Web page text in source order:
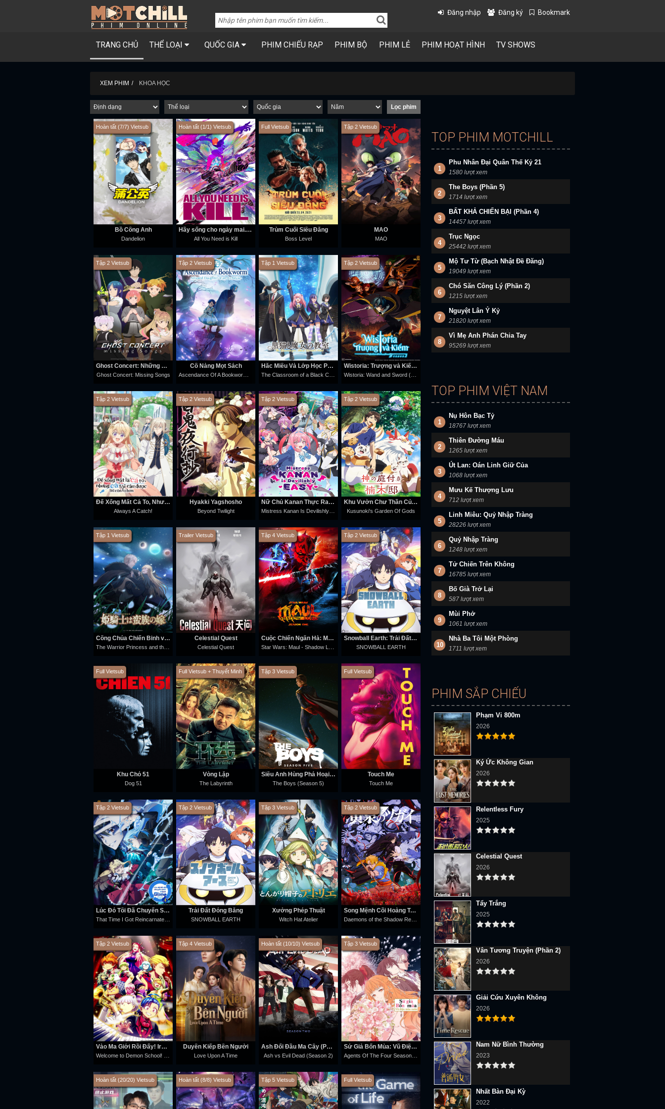
Đăng nhập Đăng ký Bookmark
TRANG CHỦ THỂ LOẠI QUỐC GIA PHIM CHIẾU RẠP PHIM BỘ PHIM LẺ PHIM HOẠT HÌNH TV SHOWS
XEM PHIM KHOA HỌC
Hoàn tất (7/7) Vietsub
Bồ Công Anh
Dandelion
Hoàn tất (1/1) Vietsub
Hãy sống cho ngày mai. Hãy chết hôm nay.
All You Need is Kill
Full Vietsub
Trùm Cuối Siêu Đẳng
Boss Level
Tập 2 Vietsub
MAO
MAO
Tập 2 Vietsub
Ghost Concert: Những Bài Hát Thất Lạc
Ghost Concert: Missing Songs
Tập 2 Vietsub
Cô Nàng Mọt Sách
Ascendance Of A Bookworm (Adopted Daughter Of An Archduke)
Tập 1 Vietsub
Hắc Miêu Và Lớp Học Phù Thủy
The Classroom of a Black Cat and a Witch
Tập 2 Vietsub
Wistoria: Trượng và Kiếm (Phần 2)
Wistoria: Wand and Sword (Season 2)
Tập 2 Vietsub
Để Xổng Mất Cá To, Nhưng Cá Tôi Câu Được Lại Còn To Hơn
Always A Catch!
Tập 2 Vietsub
Hyakki Yagshosho
Beyond Twilight
Tập 2 Vietsub
Nữ Chủ Kanan Thực Ra Rất Dễ Dụ
Mistress Kanan Is Devilishly Easy
Tập 2 Vietsub
Khu Vườn Chư Thần Của Kusunoki
Kusunoki's Garden Of Gods
Tập 1 Vietsub
Công Chúa Chiến Binh và Vua Dã Ma
The Warrior Princess and the Barbaric King
Trailer Vietsub
Celestial Quest
Celestial Quest
Tập 4 Vietsub
Cuộc Chiến Ngân Hà: Maul – Chúa Tể Bóng Tối
Star Wars: Maul - Shadow Lord
Tập 2 Vietsub
Snowball Earth: Trái Đất Đóng Băng
SNOWBALL EARTH
Full Vietsub
Khu Chó 51
Dog 51
Full Vietsub + Thuyết Minh
Vòng Lặp
The Labyrinth
Tập 3 Vietsub
Siêu Anh Hùng Phá Hoại (Phần 5)
The Boys (Season 5)
Full Vietsub
Touch Me
Touch Me
Tập 2 Vietsub
Lúc Đó Tôi Đã Chuyển Sinh Thành Slime (Phần 4)
That Time I Got Reincarnated as a Slime (Season 4)
Tập 2 Vietsub
Trái Đất Đóng Băng
SNOWBALL EARTH
Tập 3 Vietsub
Xưởng Phép Thuật
Witch Hat Atelier
Tập 2 Vietsub
Song Mệnh Cõi Hoàng Tuyền
Daemons of the Shadow Realm
Tập 2 Vietsub
Vào Ma Giới Rồi Đấy! Iruma-kun (Phần 4)
Welcome to Demon School! Iruma-kun (Season 4)
Tập 4 Vietsub
Duyên Kiếp Bên Người
Love Upon A Time
Hoàn tất (10/10) Vietsub
Ash Đối Đầu Ma Cây (Phần 2)
Ash vs Evil Dead (Season 2)
Tập 3 Vietsub
Sứ Giả Bốn Mùa: Vũ Điệu Mùa Xuân
Agents Of The Four Seasons: Dance Of Spring
Hoàn tất (20/20) Vietsub Hoàn tất (8/8) Vietsub Tập 5 Vietsub Full Vietsub
TOP PHIM MOTCHILL
1
Phu Nhân Đại Quân Thế Kỷ 21
1580 lượt xem
2
The Boys (Phần 5)
1714 lượt xem
3
BẤT KHẢ CHIẾN BẠI (Phần 4)
14457 lượt xem
4
Trục Ngọc
25442 lượt xem
5
Mộ Tư Từ (Bạch Nhật Đề Đăng)
19049 lượt xem
6
Chó Săn Công Lý (Phần 2)
1215 lượt xem
7
Nguyệt Lân Ỷ Kỷ
21820 lượt xem
8
Vì Mẹ Anh Phán Chia Tay
95269 lượt xem
TOP PHIM VIỆT NAM
1
Nụ Hôn Bạc Tỷ
18767 lượt xem
2
Thiên Đường Máu
1265 lượt xem
3
Út Lan: Oán Linh Giữ Của
1068 lượt xem
4
Mưu Kế Thượng Lưu
712 lượt xem
5
Linh Miêu: Quỷ Nhập Tràng
28226 lượt xem
6
Quỷ Nhập Tràng
1248 lượt xem
7
Tử Chiến Trên Không
16785 lượt xem
8
Bố Già Trở Lại
587 lượt xem
9
Mùi Phở
1061 lượt xem
10
Nhà Ba Tôi Một Phòng
1711 lượt xem
PHIM SẮP CHIẾU
Phạm Vi 800m
2026
Ký Ức Không Gian
2026
Relentless Fury
2025
Celestial Quest
2026
Tẩy Trắng
2025
Vân Tương Truyện (Phần 2)
2026
Giải Cứu Xuyên Không
2026
Nam Nữ Bình Thường
2023
Nhất Bàn Đại Kỳ
2022